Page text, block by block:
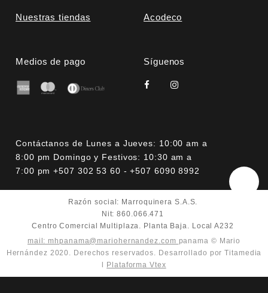
Nuestras tiendas Acodeco
Medios de pago Síguenos
Contáctanos de Lunes a Jueves: 10:00 am a
8:00 pm Domingo y Festivos: 10:30 am a
7:00 pm +507 302 53 60 - +507 6090 8992
Razón social: Marroquinera S.A.S.
Nit: 860.066.471
Centro Comercial Multiplaza. Planta Baja. Local A232
mail: mhpanama@mariohernandez.com panama © Mario
Hernández 2020. Derechos reservados. Desarrollado por Titamedia
Plataforma Vtex